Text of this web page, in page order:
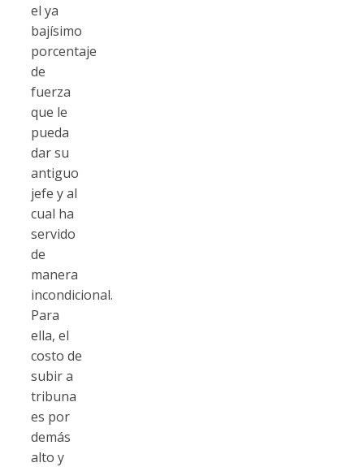
el ya
bajísimo
porcentaje
de
fuerza
que le
pueda
dar su
antiguo
jefe y al
cual ha
servido
de
manera
incondicional.
Para
ella, el
costo de
subir a
tribuna
es por
demás
alto y